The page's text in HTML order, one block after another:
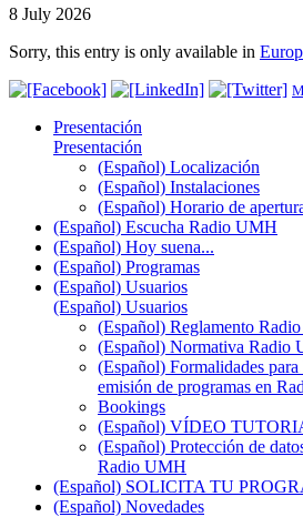
8 July 2026
Sorry, this entry is only available in
Presentación
Presentación
(Español) Localización
(Español) Instalaciones
(Español) Horario de
(Español) Escucha Radio UMH
(Español) Hoy suena...
(Español) Programas
(Español) Usuarios
(Español) Usuarios
(Español) Reglamento
(Español) Normativa Radio
(Español) Formalidades
emisión de programas en
Bookings
(Español) VÍDEO
(Español) Protección de
Radio UMH
(Español) SOLICITA TU
(Español) Novedades